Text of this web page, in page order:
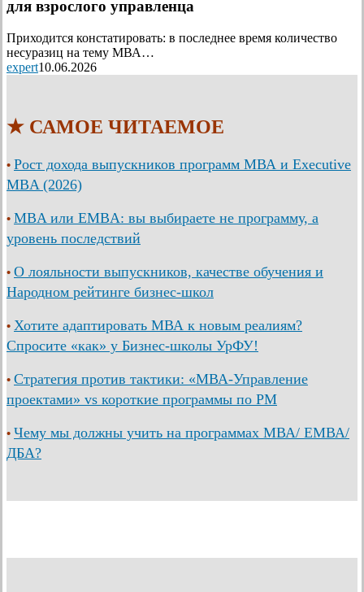
для взрослого управленца
Приходится констатировать: в последнее время количество
несуразиц на тему МВА…
expert10.06.2026
★ САМОЕ ЧИТАЕМОЕ
• Рост дохода выпускников программ МВА и Executive
MBA (2026)
• MBA или EMBA: вы выбираете не программу, а
уровень последствий
• О лояльности выпускников, качестве обучения и
Народном рейтинге бизнес-школ
• Хотите адаптировать МВА к новым реалиям?
Спросите «как» у Бизнес-школы УрФУ!
• Стратегия против тактики: «МВА-Управление
проектами» vs короткие программы по PM
• Чему мы должны учить на программах МВА/ ЕМВА/
ДБА?